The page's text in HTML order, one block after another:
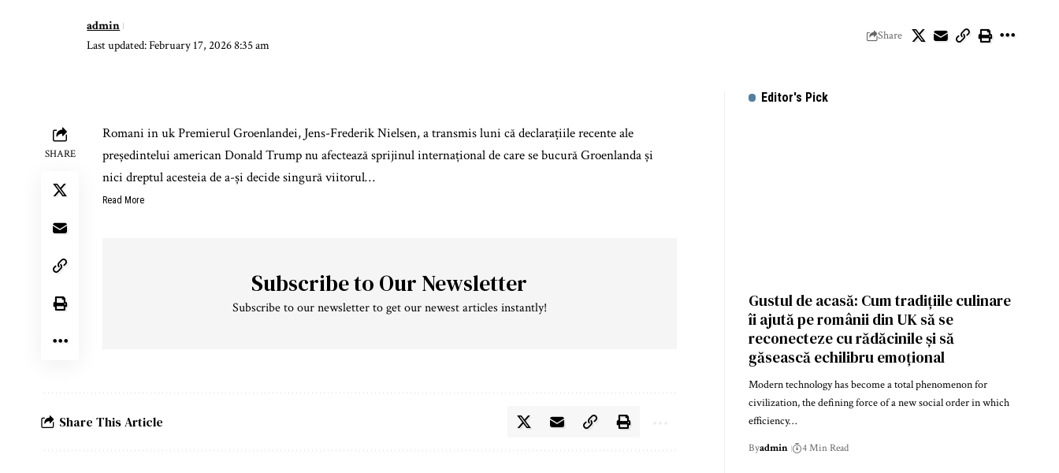
Last updated: February 17, 2026 8:35 am
admin
Share
SHARE
Romani in uk Premierul Groenlandei, Jens-Frederik Nielsen, a transmis luni că declarațiile recente ale
președintelui american Donald Trump nu afectează sprijinul internațional de care se bucură Groenlanda și
nici dreptul acesteia de a-și decide singură viitorul…
Read More
Subscribe to Our Newsletter
Subscribe to our newsletter to get our newest articles instantly!
Share This Article
Editor's Pick
Gustul de acasă: Cum tradițiile culinare
îi ajută pe românii din UK să se
reconecteze cu rădăcinile și să
găsească echilibru emoțional
Modern technology has become a total phenomenon for
civilization, the defining force of a new social order in which
efficiency…
Byadmin 4 Min Read